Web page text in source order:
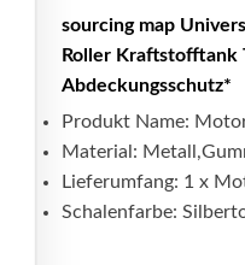
sourcing map
Roller Kraftstofftank
Abdeckungsschutz*
Produkt Name:
Material:
Lieferumfang: 1 x
Schalenfarbe: